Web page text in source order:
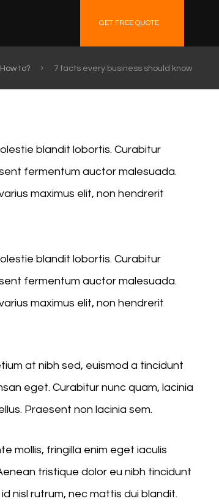
GET FREE QUOTE
How to? 7 facts every business should know
blandit lobortis. Curabitur
fermentum auctor malesuada.
maximus elit, non hendrerit
blandit lobortis. Curabitur
fermentum auctor malesuada.
maximus elit, non hendrerit
at nibh sed, euismod a tincidunt
eget. Curabitur nunc quam, lacinia
Praesent non lacinia sem.
mollis, fringilla enim eget iaculis
tristique dolor eu nibh tincidunt
nisl rutrum, nec mattis dui blandit.